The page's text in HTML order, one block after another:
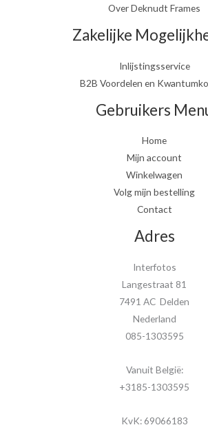
Over Deknudt Frames
Zakelijke
Inlijstingsservice
B2B Voordelen en
Gebruikers
Home
Mijn account
Winkelwagen
Volg mijn bestelling
Contact
Adres
Interfotos
Langestraat 81
7491 AC Delden
Nederland
085-1303595
Vanuit België:
+3185-1303595
KvK: 69066183